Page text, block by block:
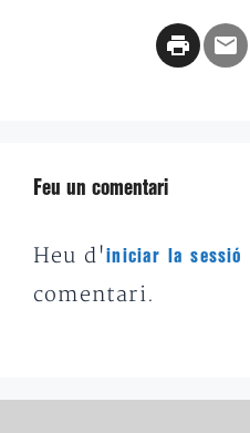
Feu un comentari
Heu d'iniciar la sessió
comentari.